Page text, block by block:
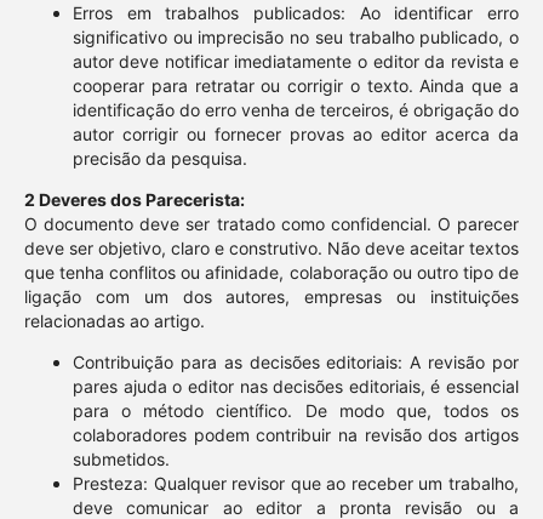
Erros em trabalhos publicados: Ao identificar erro
significativo ou imprecisão no seu trabalho publicado, o
autor deve notificar imediatamente o editor da revista e
cooperar para retratar ou corrigir o texto. Ainda que a
identificação do erro venha de terceiros, é obrigação do
autor corrigir ou fornecer provas ao editor acerca da
precisão da pesquisa.
2 Deveres dos Parecerista:
O documento deve ser tratado como confidencial. O parecer
deve ser objetivo, claro e construtivo. Não deve aceitar textos
que tenha conflitos ou afinidade, colaboração ou outro tipo de
ligação com um dos autores, empresas ou instituições
relacionadas ao artigo.
Contribuição para as decisões editoriais: A revisão por
pares ajuda o editor nas decisões editoriais, é essencial
para o método científico. De modo que, todos os
colaboradores podem contribuir na revisão dos artigos
submetidos.
Presteza: Qualquer revisor que ao receber um trabalho,
deve comunicar ao editor a pronta revisão ou a